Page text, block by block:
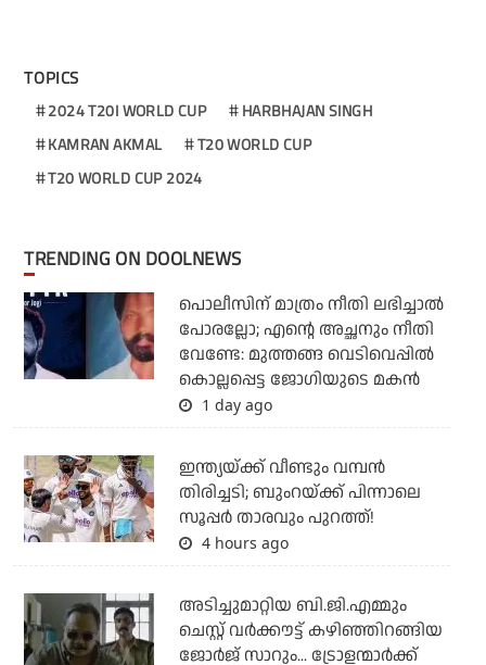
TOPICS
2024 T20I WORLD CUP
HARBHAJAN SINGH
KAMRAN AKMAL
T20 WORLD CUP
T20 WORLD CUP 2024
TRENDING ON DOOLNEWS
പൊലീസിന് മാത്രം നീതി ലഭിച്ചാല്‍
പോരല്ലോ; എന്റെ അച്ഛനും നീതി
വേണ്ടേ: മുത്തങ്ങ വെടിവെപ്പില്‍
കൊല്ലപ്പെട്ട ജോഗിയുടെ മകന്‍
1 day ago
ഇന്ത്യയ്ക്ക് വീണ്ടും വമ്പന്‍
തിരിച്ചടി; ബുംറയ്ക്ക് പിന്നാലെ
സൂപ്പര്‍ താരവും പുറത്ത്!
4 hours ago
അടിച്ചുമാറ്റിയ ബി.ജി.എമ്മും
ചെസ്റ്റ് വര്‍ക്കൗട്ട് കഴിഞ്ഞിറങ്ങിയ
ജോര്‍ജ് സാറും... ട്രോളന്മാര്‍ക്ക്